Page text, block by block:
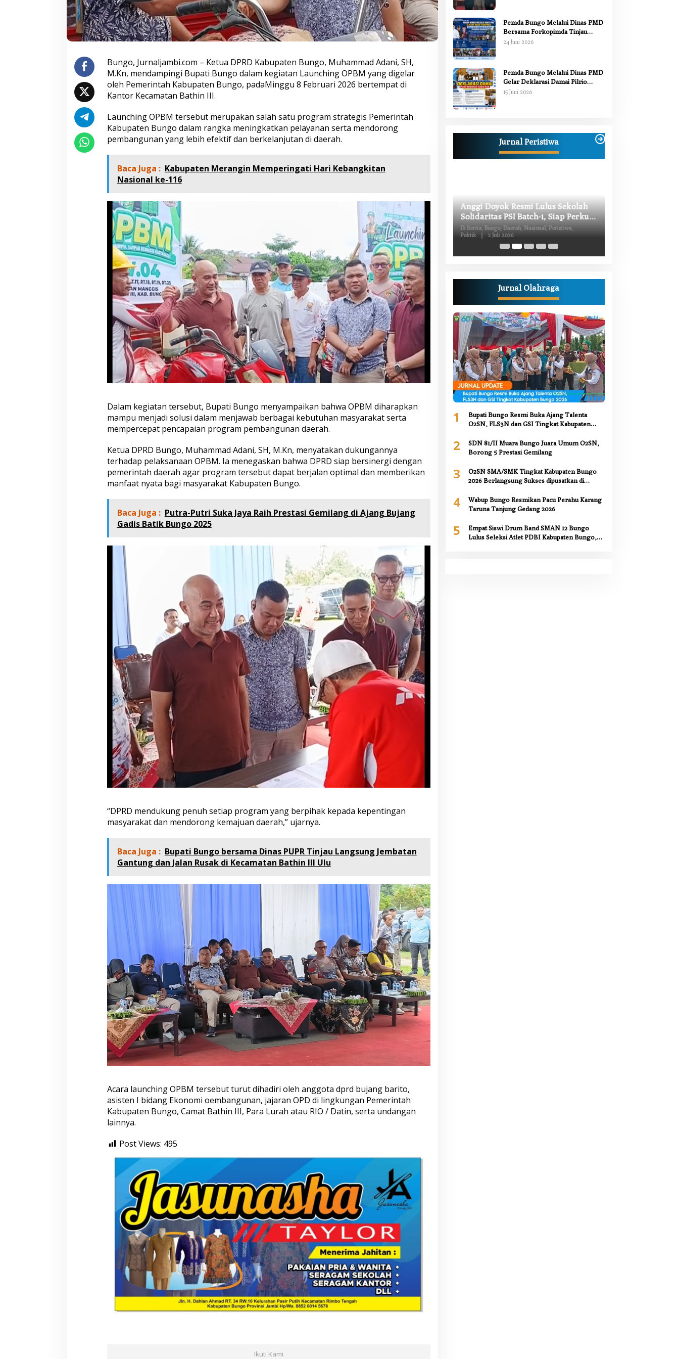
a
d
i
r
i
a
u
n
c
h
n
g
O
P
o
l
B
u
p
a
t
i
B
u
n
g
o
Bungo, Jurnaljambi.com – Ketua DPRD Kabupaten Bungo, Muhammad Adani, SH,
M.Kn, mendampingi Bupati Bungo dalam kegiatan Launching OPBM yang digelar
oleh Pemerintah Kabupaten Bungo, padaMinggu 8 Februari 2026 bertempat di
Kantor Kecamatan Bathin III.
Launching OPBM tersebut merupakan salah satu program strategis Pemerintah
Kabupaten Bungo dalam rangka meningkatkan pelayanan serta mendorong
pembangunan yang lebih efektif dan berkelanjutan di daerah.
Baca Juga : Kabupaten Merangin Memperingati Hari Kebangkitan
Nasional ke-116
Dalam kegiatan tersebut, Bupati Bungo menyampaikan bahwa OPBM diharapkan
mampu menjadi solusi dalam menjawab berbagai kebutuhan masyarakat serta
mempercepat pencapaian program pembangunan daerah.
Ketua DPRD Bungo, Muhammad Adani, SH, M.Kn, menyatakan dukungannya
terhadap pelaksanaan OPBM. Ia menegaskan bahwa DPRD siap bersinergi dengan
pemerintah daerah agar program tersebut dapat berjalan optimal dan memberikan
manfaat nyata bagi masyarakat Kabupaten Bungo.
Baca Juga : Putra-Putri Suka Jaya Raih Prestasi Gemilang di Ajang Bujang
Gadis Batik Bungo 2025
“DPRD mendukung penuh setiap program yang berpihak kepada kepentingan
masyarakat dan mendorong kemajuan daerah,” ujarnya.
Baca Juga : Bupati Bungo bersama Dinas PUPR Tinjau Langsung Jembatan
Gantung dan Jalan Rusak di Kecamatan Bathin III Ulu
Acara launching OPBM tersebut turut dihadiri oleh anggota dprd bujang barito,
asisten I bidang Ekonomi oembangunan, jajaran OPD di lingkungan Pemerintah
Kabupaten Bungo, Camat Bathin III, Para Lurah atau RIO / Datin, serta undangan
lainnya.
Post Views: 495
Ikuti Kami
Pemda Bungo Melalui Dinas PMD
Bersama Forkopimda Tinjau
Pelaksanaan Pilrio Serentak 2026
24 Juni 2026
Pemda Bungo Melalui Dinas PMD
Gelar Deklarasi Damai Pilrio
Serentak Tahun 2026
15 Juni 2026
Jurnal Peristiwa
Bupati Bungo Pimpin Apel
Pengukuhan dan Simulasi SOP
Kampung Siaga Bencana Jaya Setia
Di Advetorial, Berita, Bungo, Daerah, Hukum &
Kriminal, Kesehatan, Nasional, Pemerintahan,
30 Juli 2026
Anggi Doyok Resmi Lulus Sekolah
Solidaritas PSI Batch-1, Siap Perkuat
Kiprah Politik dari Daerah
Di Berita, Bungo, Daerah, Nasional, Peristiwa,
Politik
2 Juli 2026
Jurnal Olahraga
1
Bupati Bungo Resmi Buka Ajang Talenta
O2SN, FLS3N dan GSI Tingkat Kabupaten
2
SDN 81/II Muara Bungo Juara Umum O2SN,
Borong 5 Prestasi Gemilang
3
O2SN SMA/SMK Tingkat Kabupaten Bungo
2026 Berlangsung Sukses dipusatkan di
4
Wabup Bungo Resmikan Pacu Perahu Karang
Taruna Tanjung Gedang 2026
5
Empat Siswi Drum Band SMAN 12 Bungo
Lulus Seleksi Atlet PDBI Kabupaten Bungo,